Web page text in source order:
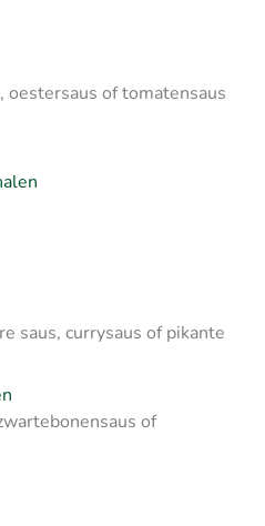
oestersaus of tomatensaus
saus, currysaus of pikante
of